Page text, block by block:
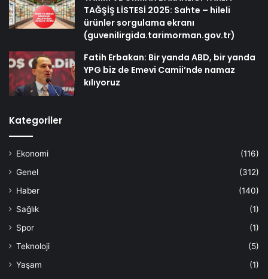
TAĞŞİŞ LİSTESİ 2025: Sahte – hileli
ürünler sorgulama ekranı
(guvenilirgida.tarimorman.gov.tr)
Fatih Erbakan: Bir yanda ABD, bir yanda
YPG biz de Emevi Camii’nde namaz
kılıyoruz
Kategoriler
Ekonomi
(116)
Genel
(312)
Haber
(140)
Sağlık
(1)
Spor
(1)
Teknoloji
(5)
Yaşam
(1)